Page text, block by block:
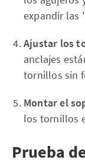
expandir las
Ajustar los
anclajes
tornillos sin
Montar el
los tornillos
Prueba